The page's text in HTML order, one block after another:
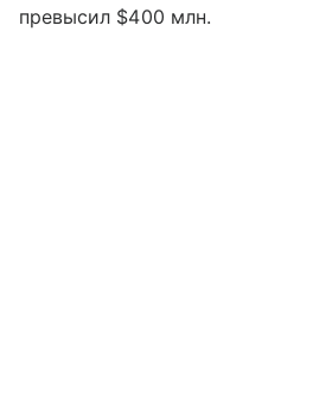
превысил $400 млн.